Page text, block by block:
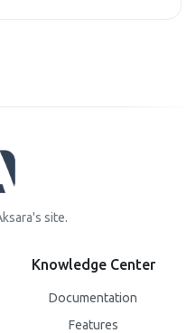
site.
Knowledge Center
Documentation
Features